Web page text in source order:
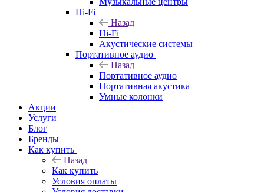
Hi-Fi
Назад
Hi-Fi
Акустические системы
Портативное аудио
Назад
Портативное аудио
Портативная акустика
Умные колонки
Акции
Услуги
Блог
Бренды
Как купить
Назад
Как купить
Условия оплаты